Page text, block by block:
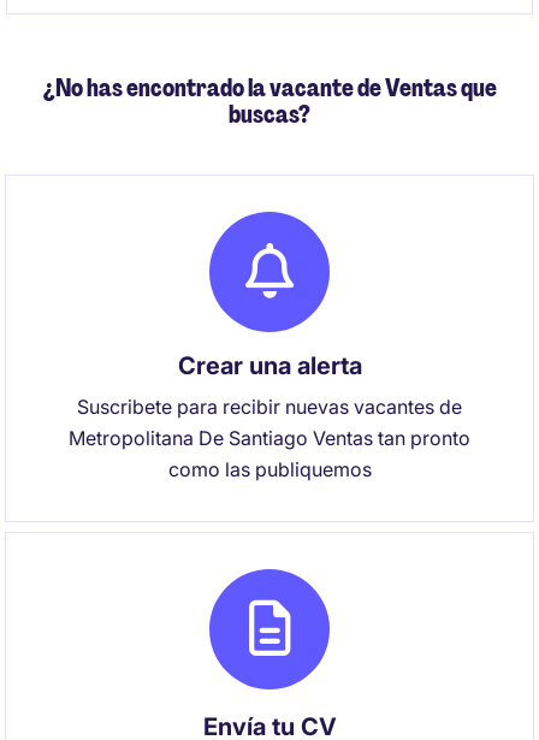
¿No has encontrado la vacante de Ventas que
buscas?
Crear una alerta
Suscribete para recibir nuevas vacantes de
Metropolitana De Santiago Ventas tan pronto
como las publiquemos
Envía tu CV